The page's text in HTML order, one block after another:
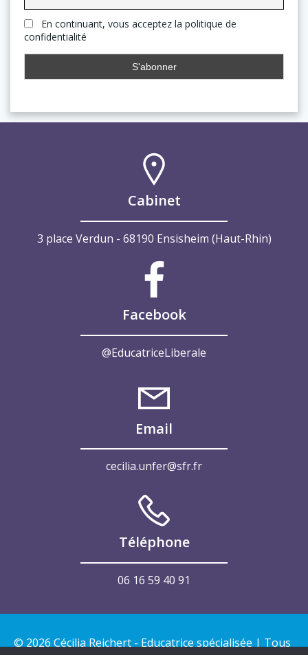
En continuant, vous acceptez la politique de
confidentialité
Cabinet
3 place Verdun - 68190 Ensisheim (Haut-Rhin)
Facebook
@EducatriceLiberale
Email
cecilia.unfer@sfr.fr
Téléphone
06 16 59 40 91
© 2026 Cécilia Reichert - Educatrice spécialisée | Tous